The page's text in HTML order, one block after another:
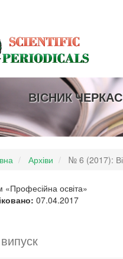
ВІСНИК
Архіви № 6 (2017):
освіта»
07.04.2017